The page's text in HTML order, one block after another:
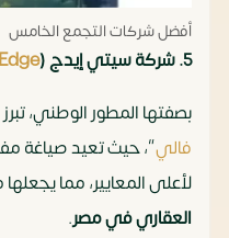
أفضل شركات التجمع الخامس
5. شركة سيتي إيدج (
بصفتها المطور الوطني،
فالي“، حيث تعيد صياغة
لأعلى المعايير، مما
العقاري في مصر.